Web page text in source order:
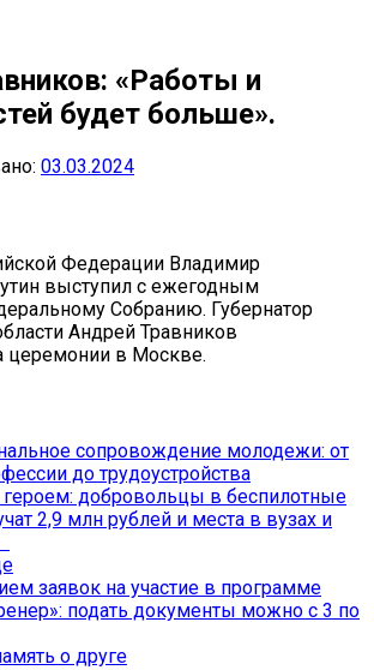
«Работы и
будет больше».
03.03.2024
Федерации Владимир
выступил с ежегодным
Собранию. Губернатор
Андрей Травников
церемонии в Москве.
сопровождение молодежи: от
до трудоустройства
героем: добровольцы в беспилотные
2,9 млн рублей и места в вузах и
заявок на участие в программе
подать документы можно с 3 по
о друге